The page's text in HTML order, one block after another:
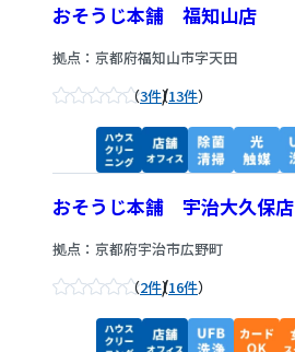
おそうじ本舗 福知山店
拠点：京都府福知山市字天田
3件/13件
おそうじ本舗 宇治大久保店
拠点：京都府宇治市広野町
2件/16件